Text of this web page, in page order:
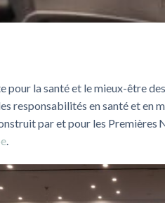
la santé et le mieux-être
responsabilités en santé eten
par et pour les Premières
.